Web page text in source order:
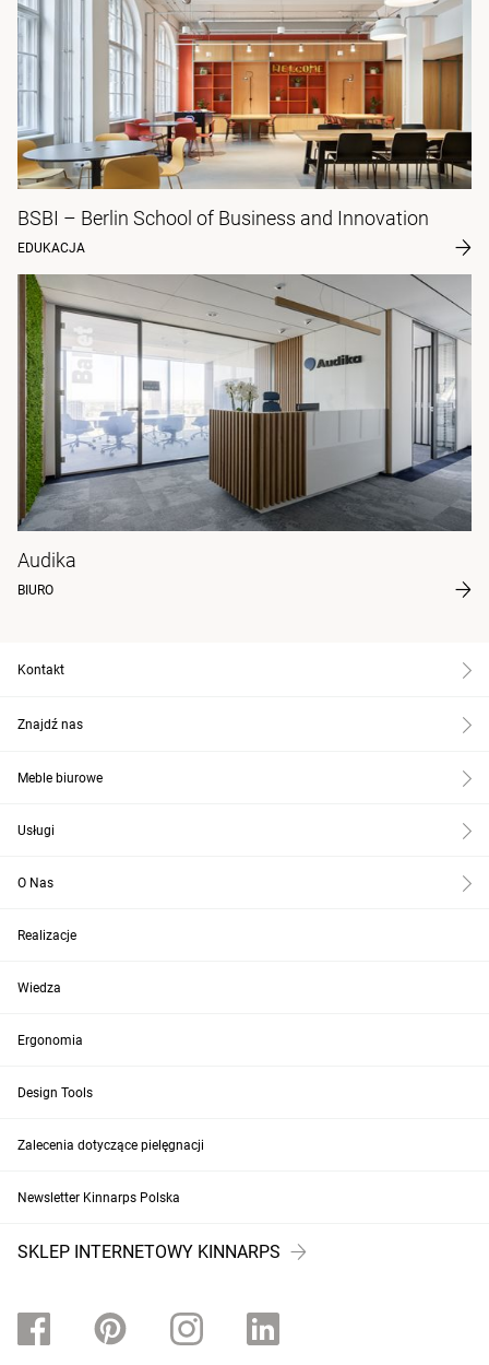
BSBI – Berlin School of Business and Innovation
EDUKACJA
Audika
BIURO
Kontakt
Znajdź nas
Meble biurowe
Usługi
O Nas
Realizacje
Wiedza
Ergonomia
Design Tools
Zalecenia dotyczące pielęgnacji
Newsletter Kinnarps Polska
SKLEP INTERNETOWY KINNARPS